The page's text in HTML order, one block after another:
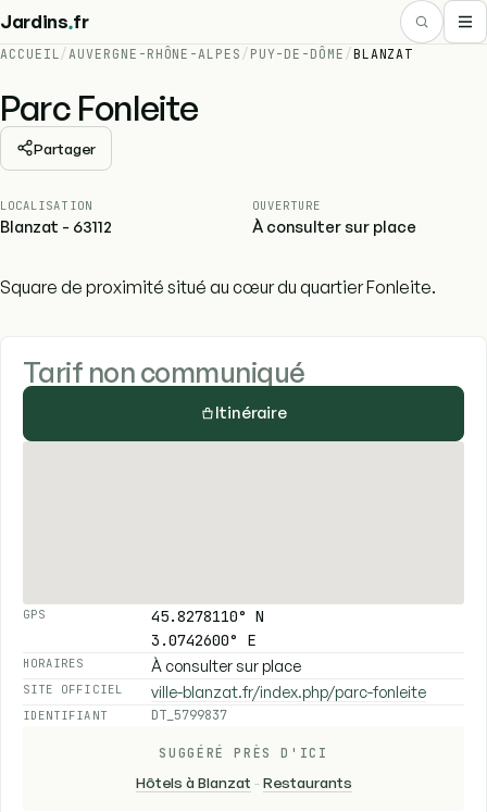
Jardins.fr
ACCUEIL/AUVERGNE-RHÔNE-ALPES / PUY-DE-DÔME / BLANZAT
Parc Fonleite
Partager
LOCALISATION
Blanzat - 63112
OUVERTURE
À consulter sur place
Square de proximité situé au cœur du quartier Fonleite.
Tarif non communiqué
Itinéraire
GPS
45.8278110° N
3.0742600° E
HORAIRES À consulter sur place
SITE OFFICIEL ville-blanzat.fr/index.php/parc-fonleite
IDENTIFIANT DT_5799837
SUGGÉRÉ PRÈS D'ICI
Hôtels à Blanzat -Restaurants